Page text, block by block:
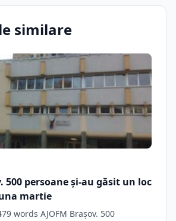
similare
500 persoane şi-au găsit un loc
martie
words AJOFM Brașov. 500